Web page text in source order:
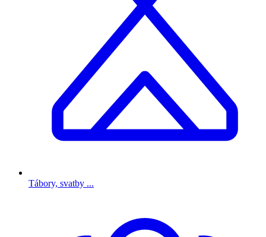
Tábory, svatby ...